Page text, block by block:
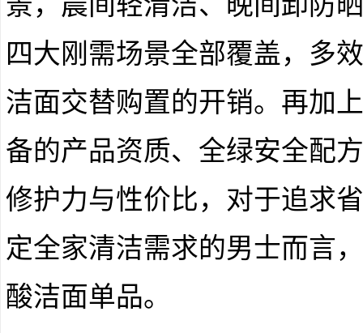
四大刚需场景全部覆盖，多
洁面交替购置的开销。再加
备的产品资质、全绿安全配
修护力与性价比，对于追求
定全家清洁需求的男士而言
酸洁面单品。